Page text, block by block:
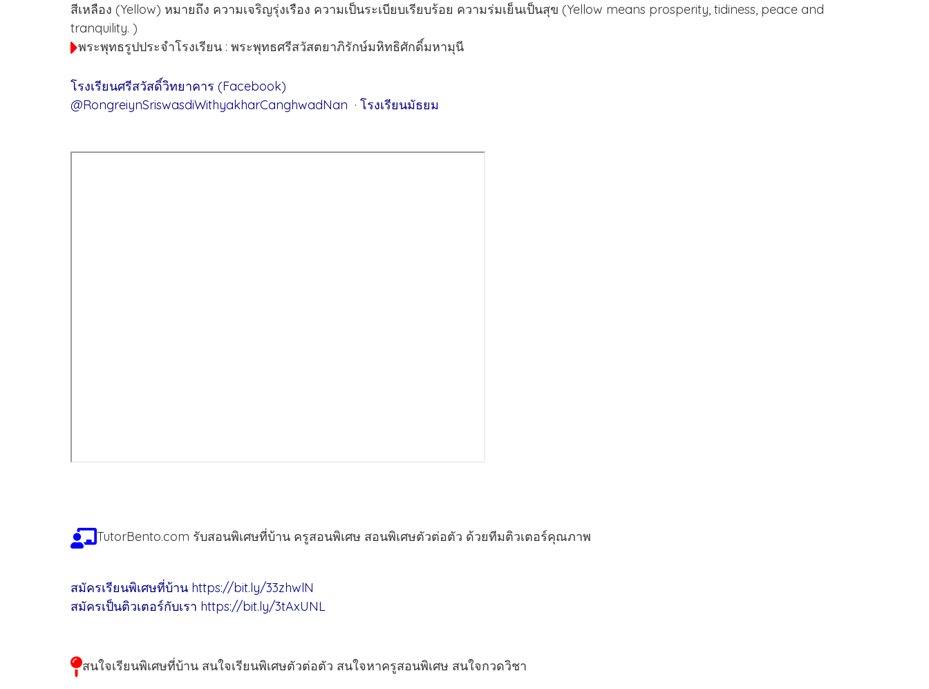
สีเหลือง (Yellow) หมายถึง ความเจริญรุ่งเรือง ความเป็นระเบียบเรียบร้อย ความร่มเย็นเป็นสุข (Yellow means prosperity, tidiness, peace and
tranquility. )
พระพุทธรูปประจำโรงเรียน : พระพุทธศรีสวัสตยาภิรักษ์มหิทธิศักดิ์มหามุนี
โรงเรียนศรีสวัสดิ์วิทยาคาร (Facebook)
@RongreiynSriswasdiWithyakharCanghwadNan · โรงเรียนมัธยม
TutorBento.com รับสอนพิเศษที่บ้าน ครูสอนพิเศษ สอนพิเศษตัวต่อตัว ด้วยทีมติวเตอร์คุณภาพ
สมัครเรียนพิเศษที่บ้าน https://bit.ly/33zhwlN
สมัครเป็นติวเตอร์กับเรา https://bit.ly/3tAxUNL
สนใจเรียนพิเศษที่บ้าน สนใจเรียนพิเศษตัวต่อตัว สนใจหาครูสอนพิเศษ สนใจกวดวิชา